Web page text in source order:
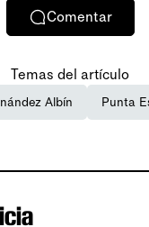
Comentar
Temas del artículo
Albín Punta